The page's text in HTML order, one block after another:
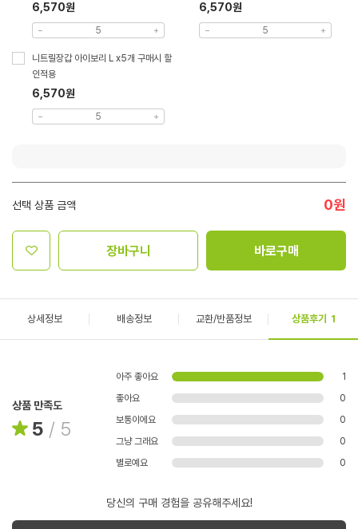
6,570원 6,570원
니트릴장갑 아이보리 L x5개 구매시 할
인적용
6,570원
선택 상품 금액 0원
장바구니 바로구매
상세정보 배송정보 교환/반품정보 상품후기 1
상품 만족도
5 / 5
아주 좋아요
1
좋아요
0
보통이에요
0
그냥 그래요
0
별로예요
0
당신의 구매 경험을 공유해주세요!